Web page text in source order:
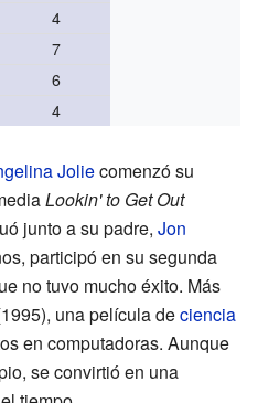
4
7
6
4
Joliecomenzó su
Lookin' to Get Out
junto a su padre, Jon
participó en su segunda
no tuvo mucho éxito. Más
una película deciencia
en computadoras. Aunque
se convirtió en una